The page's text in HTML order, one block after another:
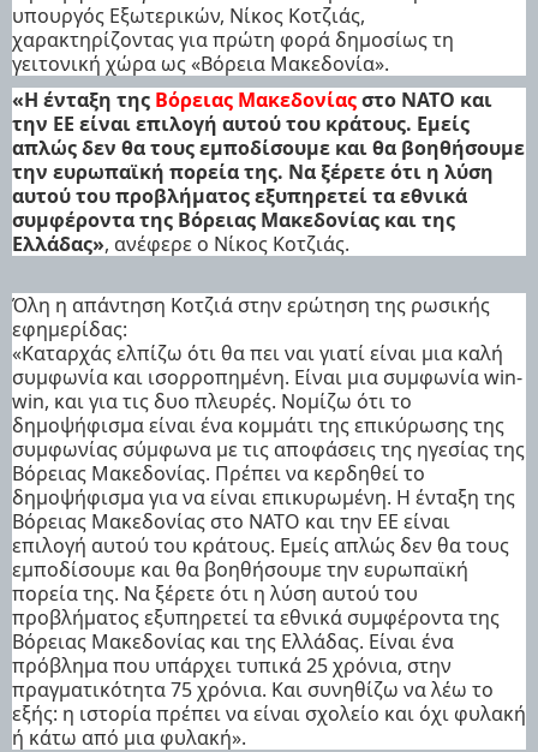
υπουργός Εξωτερικών, Νίκος Κοτζιάς,
χαρακτηρίζοντας για πρώτη φορά δημοσίως τη
γειτονική χώρα ως «Βόρεια Μακεδονία».
«Η ένταξη της Βόρειας Μακεδονίαςστο ΝΑΤΟ και
την ΕΕ είναι επιλογή αυτού του κράτους. Εμείς
απλώς δεν θα τους εμποδίσουμε και θα βοηθήσουμε
την ευρωπαϊκή πορεία της. Να ξέρετε ότι η λύση
αυτού του προβλήματος εξυπηρετεί τα εθνικά
συμφέροντα της Βόρειας Μακεδονίας και της
Ελλάδας», ανέφερε ο Νίκος Κοτζιάς.
Όλη η απάντηση Κοτζιά στην ερώτηση της ρωσικής
εφημερίδας:
«Καταρχάς ελπίζω ότι θα πει ναι γιατί είναι μια καλή
συμφωνία και ισορροπημένη. Είναι μια συμφωνία win-
win, και για τις δυο πλευρές. Νομίζω ότι το
δημοψήφισμα είναι ένα κομμάτι της επικύρωσης της
συμφωνίας σύμφωνα με τις αποφάσεις της ηγεσίας της
Βόρειας Μακεδονίας. Πρέπει να κερδηθεί το
δημοψήφισμα για να είναι επικυρωμένη. Η ένταξη της
Βόρειας Μακεδονίας στο ΝΑΤΟ και την ΕΕ είναι
επιλογή αυτού του κράτους. Εμείς απλώς δεν θα τους
εμποδίσουμε και θα βοηθήσουμε την ευρωπαϊκή
πορεία της. Να ξέρετε ότι η λύση αυτού του
προβλήματος εξυπηρετεί τα εθνικά συμφέροντα της
Βόρειας Μακεδονίας και της Ελλάδας. Είναι ένα
πρόβλημα που υπάρχει τυπικά 25 χρόνια, στην
πραγματικότητα 75 χρόνια. Και συνηθίζω να λέω το
εξής: η ιστορία πρέπει να είναι σχολείο και όχι φυλακή
ή κάτω από μια φυλακή».